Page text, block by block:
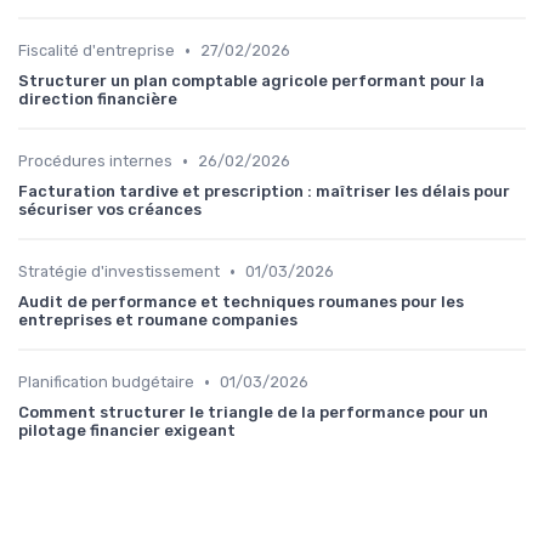
Fiscalité d'entreprise •
27/02/2026
Structurer un plan comptable agricole performant pour la
direction financière
Procédures internes •
26/02/2026
Facturation tardive et prescription : maîtriser les délais pour
sécuriser vos créances
Stratégie d'investissement • 01/03/2026
Audit de performance et techniques roumanes pour les
entreprises et roumane companies
Planification budgétaire • 01/03/2026
Comment structurer le triangle de la performance pour un
pilotage financier exigeant